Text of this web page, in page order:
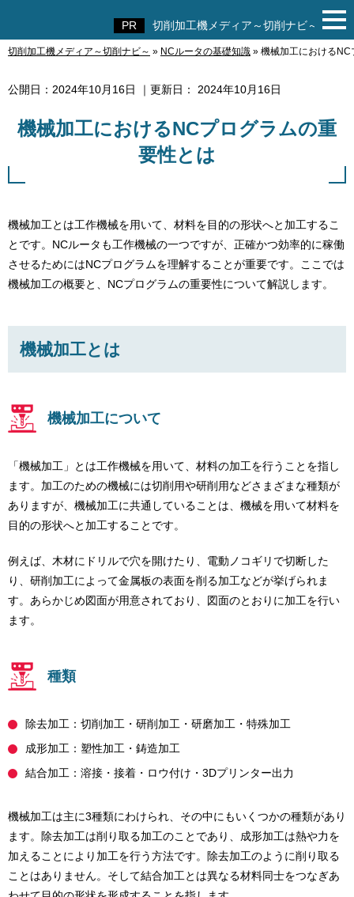
切削加工機メディア～切削ナビ～
切削加工機メディア～切削ナビ～ » NCルータの基礎知識 » 機械加工における
公開日： 2024年10月16日 ｜更新日： 2024年10月16日
機械加工におけるNCプログラムの重
要性とは
機械加工とは工作機械を用いて、材料を目的の形状へと加工するこ
とです。NCルータも工作機械の一つですが、正確かつ効率的に稼働
させるためにはNCプログラムを理解することが重要です。ここでは
機械加工の概要と、NCプログラムの重要性について解説します。
機械加工とは
機械加工について
「機械加工」とは工作機械を用いて、材料の加工を行うことを指し
ます。加工のための機械には切削用や研削用などさまざまな種類が
ありますが、機械加工に共通していることは、機械を用いて材料を
目的の形状へと加工することです。
例えば、木材にドリルで穴を開けたり、電動ノコギリで切断した
り、研削加工によって金属板の表面を削る加工などが挙げられま
す。あらかじめ図面が用意されており、図面のとおりに加工を行い
ます。
種類
除去加工：切削加工・研削加工・研磨加工・特殊加工
成形加工：塑性加工・鋳造加工
結合加工：溶接・接着・ロウ付け・3Dプリンター出力
機械加工は主に3種類にわけられ、その中にもいくつかの種類があり
ます。除去加工は削り取る加工のことであり、成形加工は熱や力を
加えることにより加工を行う方法です。除去加工のように削り取る
ことはありません。そして結合加工とは異なる材料同士をつなぎあ